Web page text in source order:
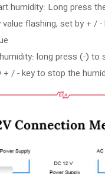
humidity: Long press
flashing, set by + / -
long press (-) to
+ / - key to stop the